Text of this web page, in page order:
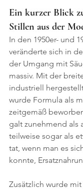
Ein kurzer Blick
Stillen aus der
In den 1950er- und
veränderte sich in
der Umgang mit
massiv. Mit der
industriell
wurde Formula als
zeitgemäß
galt zunehmend als
teilweise sogar als
tat, wenn man es
konnte,
Zusätzlich wurde